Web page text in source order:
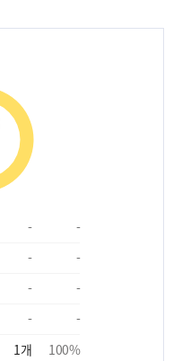
-
-
-
-
-
-
-
-
1개 100%